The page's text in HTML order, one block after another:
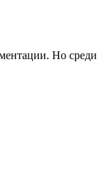
Но среди